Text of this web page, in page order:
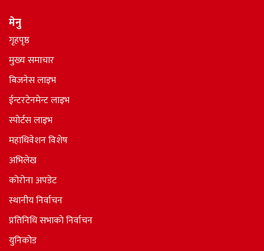
मेनु
गृहपृष्ठ
मुख्य समाचार
बिजनेस लाइभ
ईन्टरटेनमेन्ट लाइभ
स्पोर्टस लाइभ
महाधिवेशन विशेष
अभिलेख
कोरोना अपडेट
स्थानीय निर्वाचन
प्रतिनिधि सभाकाे निर्वाचन
युनिकोड